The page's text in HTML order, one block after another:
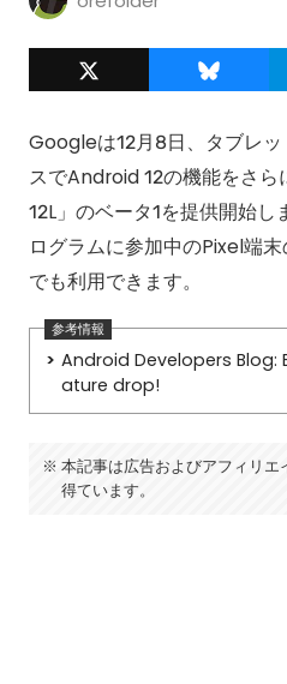
Googleは12月8日、タブレ
スでAndroid 12の機能をさ
12L」のベータ1を提供開始
ログラムに参加中のPixel端
でも利用できます。
Android Developers Blog:
ature drop!
本記事は広告およびアフィリ
得ています。